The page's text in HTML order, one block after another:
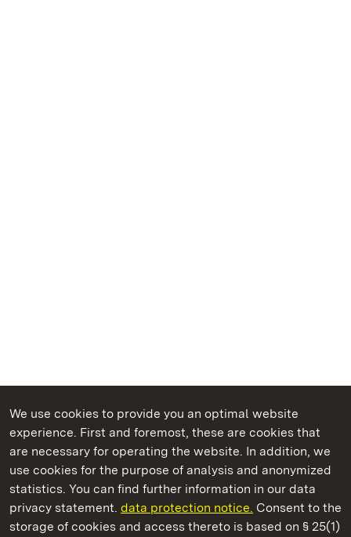
We use cookies to provide you an optimal website
experience. First and foremost, these are cookies that
are necessary for operating the website. In addition, we
use cookies for the purpose of analysis and anonymized
statistics. You can find further information in our data
privacy statement. data protection notice. Consent to the
storage of cookies and access thereto is based on § 25(1)
State Palaces and Gardens of Baden-Wuerttemberg